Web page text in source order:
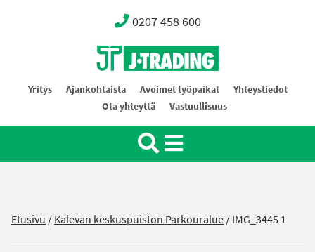
0207 458 600
Oy J-Trading Ab
Yritys Ajankohtaista Avoimet työpaikat
Yhteystiedot
Ota yhteyttä
Vastuullisuus
Etusivu /Kalevan keskuspuiston Parkouralue/IMG_3445 1